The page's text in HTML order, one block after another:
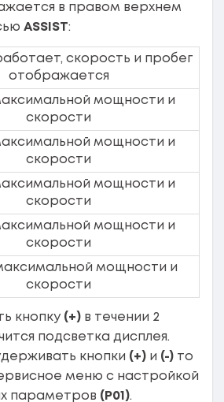
в правом верхнем
ASSIST:
скорость и пробег
отображается
мощности и
скорости
мощности и
скорости
мощности и
скорости
мощности и
скорости
мощности и
скорости
кнопку (+) в течении 2
подсветка дисплея.
кнопки (+) и (-) то
меню с настройкой
параметров (Р01).